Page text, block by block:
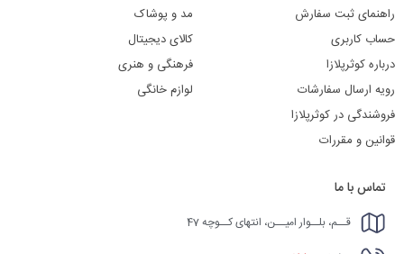
راهنمای ثبت سفارش
حساب کاربری
درباره کوثرپلازا
رویه ارسال سفارشات
فروشندگی در کوثرپلازا
قوانین و مقررات
مد و پوشاک
کالای دیجیتال
فرهنگی و هنری
لوازم خانگی
تماس با ما
قــم، بلــوار امیــن، انتهای کــوچه 47